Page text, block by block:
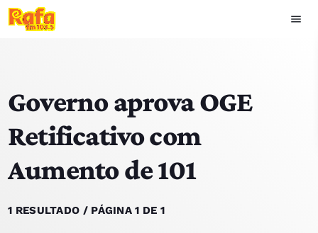
menu
play_arrow
HOME
NOTÍCIAS
Governo aprova OGE
Retificativo com
Aumento de 101
1 RESULTADO / PÁGINA 1 DE 1